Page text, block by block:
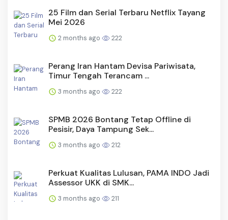
25 Film dan Serial Terbaru Netflix Tayang
Mei 2026
2 months ago 222
Perang Iran Hantam Devisa Pariwisata,
Timur Tengah Terancam ...
3 months ago 222
SPMB 2026 Bontang Tetap Offline di
Pesisir, Daya Tampung Sek...
3 months ago 212
Perkuat Kualitas Lulusan, PAMA INDO Jadi
Assessor UKK di SMK...
3 months ago 211